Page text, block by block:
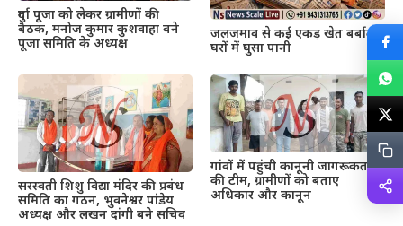
दुर्गा पूजा को लेकर ग्रामीणों की
बैठक, मनोज कुमार कुशवाहा बने
पूजा समिति के अध्यक्ष
जलजमाव से कई एकड़ खेत बर्बाद,
घरों में घुसा पानी
सरस्वती शिशु विद्या मंदिर की प्रबंध
समिति का गठन, भुवनेश्वर पांडेय
अध्यक्ष और लखन दांगी बने सचिव
गांवों में पहुंची कानूनी जागरूकता
की टीम, ग्रामीणों को बताए
अधिकार और कानून